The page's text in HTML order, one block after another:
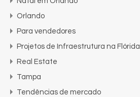
Orlando
Para vendedores
Projetos de Infraestrutura na Flórida
Real Estate
Tampa
Tendências de mercado